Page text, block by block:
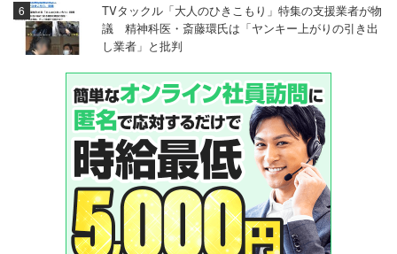
TVタックル「大人のひきこもり」特集の支援業者が物
議 精神科医・斎藤環氏は「ヤンキー上がりの引き出
し業者」と批判